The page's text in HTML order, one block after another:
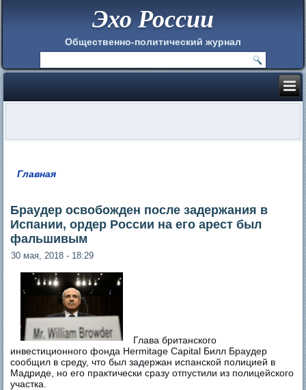
Эхо России
Общественно-политический журнал
Главная
Браудер освобожден после задержания в
Испании, ордер России на его арест был
фальшивым
30 мая, 2018 - 18:29
Глава британского
инвестиционного фонда Hermitage Capital Билл Браудер
сообщил в среду, что был задержан испанской полицией в
Мадриде, но его практически сразу отпустили из полицейского
участка.